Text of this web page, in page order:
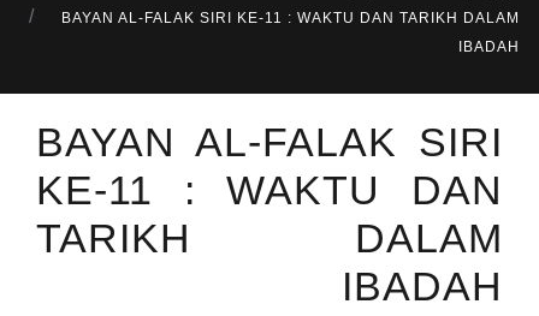
BAYAN AL-FALAK SIRI KE-11 : WAKTU DAN TARIKH DALAM
IBADAH
BAYAN AL-FALAK SIRI
KE-11 : WAKTU DAN
TARIKH DALAM
IBADAH